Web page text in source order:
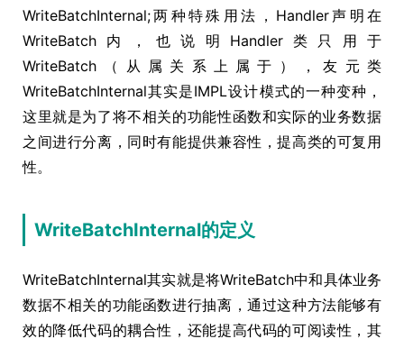
WriteBatchInternal;两种特殊用法，Handler声明在
WriteBatch内，也说明Handler类只用于
WriteBatch（从属关系上属于），友元类
WriteBatchInternal其实是IMPL设计模式的一种变种，
这里就是为了将不相关的功能性函数和实际的业务数据
之间进行分离，同时有能提供兼容性，提高类的可复用
性。
WriteBatchInternal的定义
WriteBatchInternal其实就是将WriteBatch中和具体业务
数据不相关的功能函数进行抽离，通过这种方法能够有
效的降低代码的耦合性，还能提高代码的可阅读性，其